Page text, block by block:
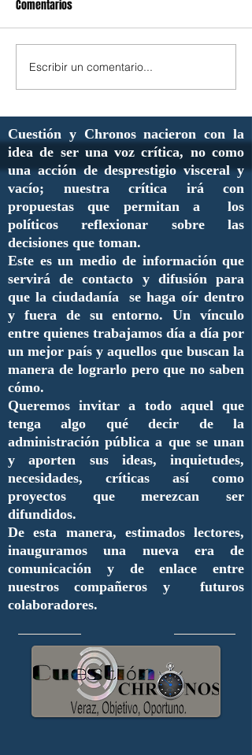
Comentarios
Escribir un comentario...
Cuestión y Chronos nacieron con la
idea de ser una voz crítica, no como
una acción de desprestigio visceral y
vacío; nuestra crítica irá con
propuestas que permitan a los
políticos reflexionar sobre las
decisiones que toman.
Este es un medio de información que
servirá de contacto y difusión para
que la ciudadanía se haga oír dentro
y fuera de su entorno. Un vínculo
entre quienes trabajamos día a día por
un mejor país y aquellos que buscan la
manera de lograrlo pero que no saben
cómo.
Queremos invitar a todo aquel que
tenga algo qué decir de la
administración pública a que se unan
y aporten sus ideas, inquietudes,
necesidades, críticas así como
proyectos que merezcan ser
difundidos.
De esta manera, estimados lectores,
inauguramos una nueva era de
comunicación y de enlace entre
nuestros compañeros y futuros
colaboradores.